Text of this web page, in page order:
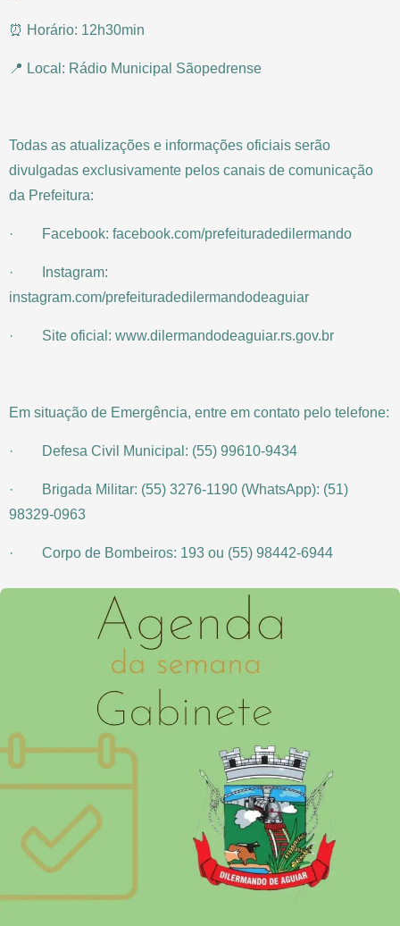
⏰ Horário: 12h30min
📍 Local: Rádio Municipal Sãopedrense
Todas as atualizações e informações oficiais serão
divulgadas exclusivamente pelos canais de comunicação
da Prefeitura:
· Facebook: facebook.com/prefeituradedilermando
· Instagram:
instagram.com/prefeituradedilermandodeaguiar
· Site oficial: www.dilermandodeaguiar.rs.gov.br
Em situação de Emergência, entre em contato pelo telefone:
· Defesa Civil Municipal: (55) 99610-9434
· Brigada Militar: (55) 3276-1190 (WhatsApp): (51)
98329-0963
· Corpo de Bombeiros: 193 ou (55) 98442-6944